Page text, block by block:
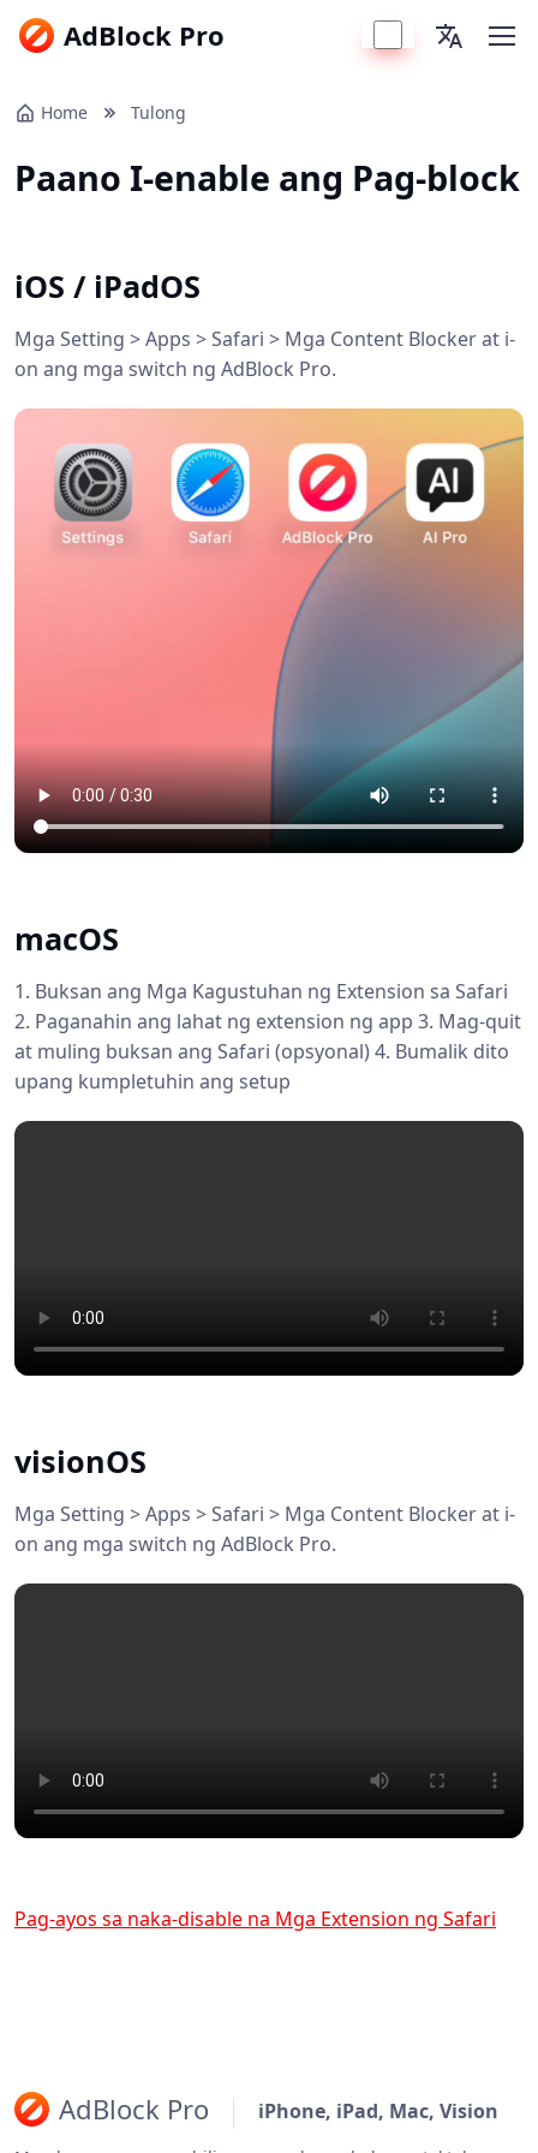
AdBlock Pro
Home Tulong
Paano I-enable ang Pag-block
iOS / iPadOS
Mga Setting > Apps > Safari > Mga Content Blocker at i-
on ang mga switch ng AdBlock Pro.
macOS
1. Buksan ang Mga Kagustuhan ng Extension sa Safari
2. Paganahin ang lahat ng extension ng app 3. Mag-quit
at muling buksan ang Safari (opsyonal) 4. Bumalik dito
upang kumpletuhin ang setup
visionOS
Mga Setting > Apps > Safari > Mga Content Blocker at i-
on ang mga switch ng AdBlock Pro.
Pag-ayos sa naka-disable na Mga Extension ng Safari
AdBlock Pro iPhone, iPad, Mac, Vision